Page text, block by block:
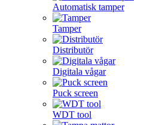
Automatisk tamper
Tamper
Distributör
Digitala vågar
Puck screen
WDT tool